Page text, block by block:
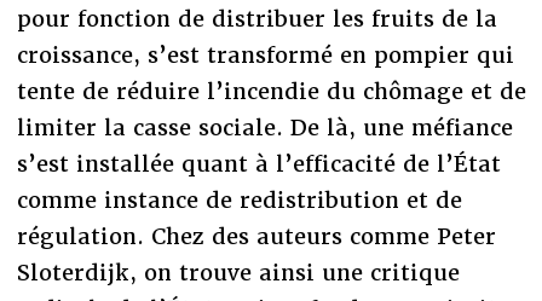
pour fonction de distribuer les fruits de la
croissance, s’est transformé en pompier qui
tente de réduire l’incendie du chômage et de
limiter la casse sociale. De là, une méfiance
s’est installée quant à l’efficacité de l’État
comme instance de redistribution et de
régulation. Chez des auteurs comme Peter
Sloterdijk, on trouve ainsi une critique